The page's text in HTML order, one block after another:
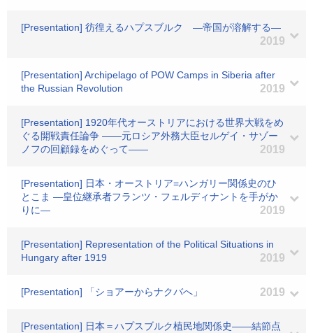
[Presentation] 彷徨えるハプスブルク ―帝国が溶解する―
2019
[Presentation] Archipelago of POW Camps in Siberia after
the Russian Revolution
2019
[Presentation] 1920年代オーストリアにおける世界大戦をめ
ぐる開戦責任論争 ――元ロシア外務大臣セルゲイ・サゾー
ノフの回顧録をめぐって――
2019
[Presentation] 日本・オーストリア=ハンガリー関係史のひ
とこま ―皇位継承者フランツ・フェルディナントを手がか
りに―
2019
[Presentation] Representation of the Political Situations in
Hungary after 1919
2019
[Presentation] 「ショアーからナクバへ」 2019
[Presentation] 日本＝ハプスブルク植民地関係史――結節点